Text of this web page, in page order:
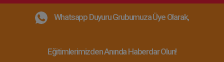
Whatsapp Duyuru Grubumuza Üye Olarak,
Eğitimlerimizden Anında Haberdar Olun!